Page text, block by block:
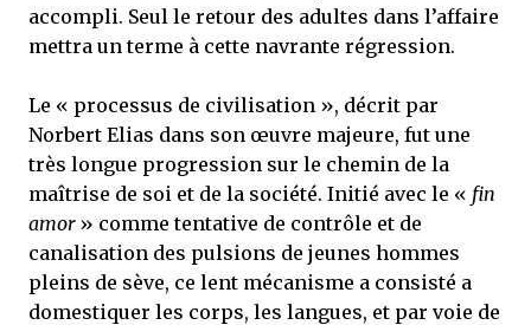
accompli. Seul le retour des adultes dans l’affaire
mettra un terme à cette navrante régression.
Le « processus de civilisation », décrit par
Norbert Elias dans son œuvre majeure, fut une
très longue progression sur le chemin de la
maîtrise de soi et de la société. Initié avec le « fin
amor» comme tentative de contrôle et de
canalisation des pulsions de jeunes hommes
pleins de sève, ce lent mécanisme a consisté a
domestiquer les corps, les langues, et par voie de